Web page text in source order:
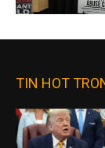
TIN HOT